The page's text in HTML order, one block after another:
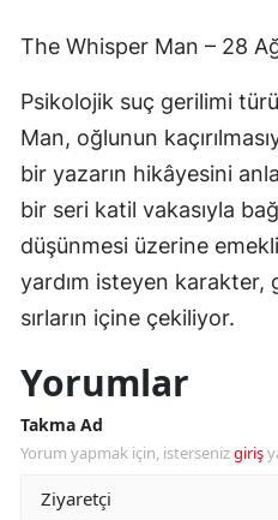
The Whisper Man – 28
Psikolojik suç gerilimi
Man, oğlunun
bir yazarın hikâyesini
bir seri katil vakasıyla
düşünmesi üzerine
yardım isteyen karakter,
sırların içine çekiliyor.
Yorumlar
Takma Ad
Yorum yapmak için, istersenizgiriş